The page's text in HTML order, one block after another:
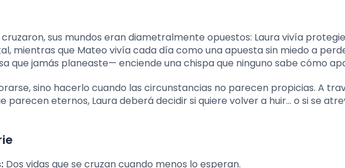
cruzaron, sus mundos eran diametralmente opuestos: Laura vivía
mientras que Mateo vivía cada día como una apuesta sin miedo a
que jamás planeaste— enciende una chispa que ninguno sabe cómo
sino hacerlo cuando las circunstancias no parecen propicias. A
parecen eternos, Laura deberá decidir si quiere volver a huir… o si se
Dos vidas que se cruzan cuando menos lo esperan.